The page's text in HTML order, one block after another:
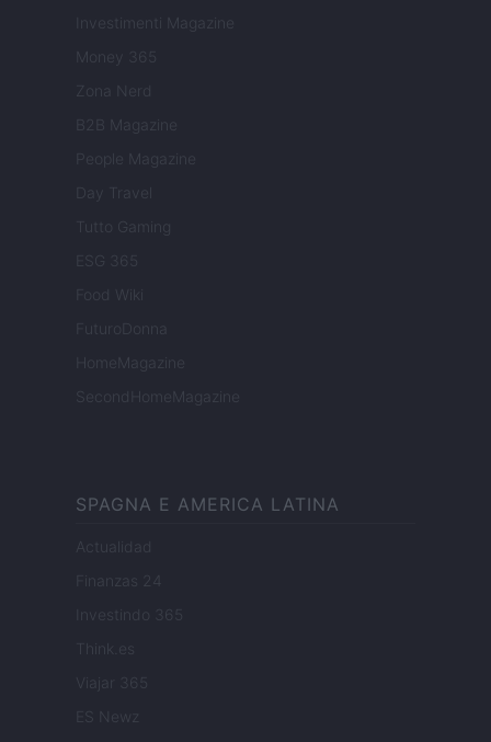
Investimenti Magazine
Money 365
Zona Nerd
B2B Magazine
People Magazine
Day Travel
Tutto Gaming
ESG 365
Food Wiki
FuturoDonna
HomeMagazine
SecondHomeMagazine
SPAGNA E AMERICA LATINA
Actualidad
Finanzas 24
Investindo 365
Think.es
Viajar 365
ES Newz